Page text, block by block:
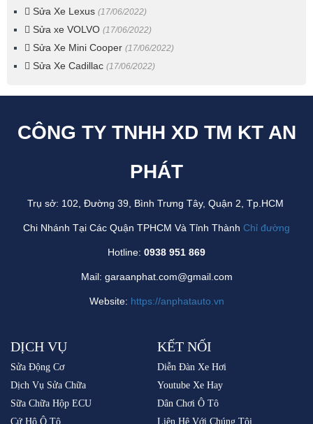
Sửa Xe Lexus (17/06/2022)
Sửa xe VOLVO (17/06/2022)
Sửa Xe Mini Cooper (17/06/2022)
Sửa Xe Cadillac (17/06/2022)
CÔNG TY TNHH XD TM KT AN
PHÁT
Trụ sở: 102, Đường 39, Bình Trưng Tây, Quận 2, Tp.HCM
Chi Nhánh Tại Các Quận TPHCM Và Tỉnh Thành Chỉ đường
Hotline: 0938 951 869
Mail: garaanphat.com@gmail.com
Website: https://anphatauto.vn
DỊCH VỤ
Sửa Động Cơ
Dịch Vụ Sửa Chữa
Sữa Chữa Hộp ECU
Cứ Hộ Ô Tô
KẾT NỐI
Diễn Đàn Xe Hơi
Youtube Xe Hay
Dân Chơi Ô Tô
Liên Hệ Với Chúng Tôi